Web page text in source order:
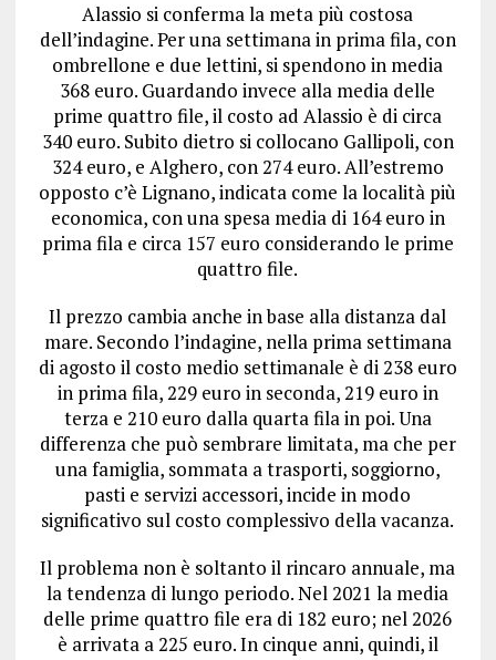
Alassio si conferma la meta più costosa
dell’indagine. Per una settimana in prima fila, con
ombrellone e due lettini, si spendono in media
368 euro. Guardando invece alla media delle
prime quattro file, il costo ad Alassio è di circa
340 euro. Subito dietro si collocano Gallipoli, con
324 euro, e Alghero, con 274 euro. All’estremo
opposto c’è Lignano, indicata come la località più
economica, con una spesa media di 164 euro in
prima fila e circa 157 euro considerando le prime
quattro file.
Il prezzo cambia anche in base alla distanza dal
mare. Secondo l’indagine, nella prima settimana
di agosto il costo medio settimanale è di 238 euro
in prima fila, 229 euro in seconda, 219 euro in
terza e 210 euro dalla quarta fila in poi. Una
differenza che può sembrare limitata, ma che per
una famiglia, sommata a trasporti, soggiorno,
pasti e servizi accessori, incide in modo
significativo sul costo complessivo della vacanza.
Il problema non è soltanto il rincaro annuale, ma
la tendenza di lungo periodo. Nel 2021 la media
delle prime quattro file era di 182 euro; nel 2026
è arrivata a 225 euro. In cinque anni, quindi, il